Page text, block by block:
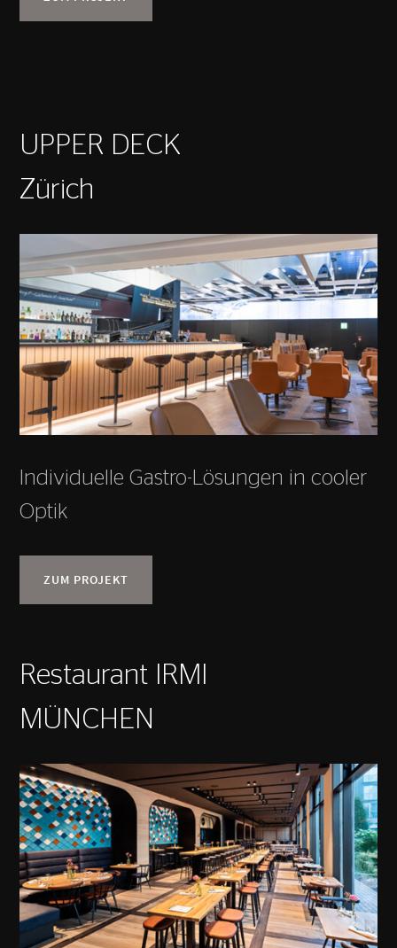
UPPER DECK
Zürich
Individuelle Gastro-Lösungen in cooler
Optik
ZUM PROJEKT
Restaurant IRMI
MÜNCHEN